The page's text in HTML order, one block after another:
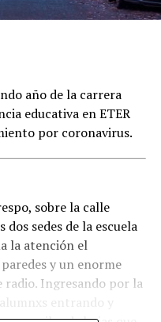
año de la carrera
educativa en ETER
por coronavirus.
sobre la calle
dos sedes de la escuela
la atención el
y un enorme
radio. Ingresando por la
entrando y